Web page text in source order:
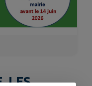
LES